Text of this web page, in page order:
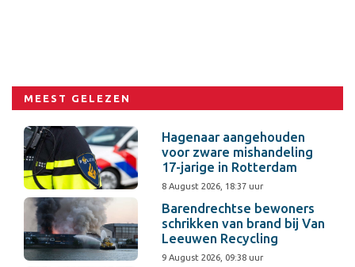
MEEST GELEZEN
Hagenaar aangehouden
voor zware mishandeling
17-jarige in Rotterdam
8 August 2026, 18:37 uur
Barendrechtse bewoners
schrikken van brand bij Van
Leeuwen Recycling
9 August 2026, 09:38 uur